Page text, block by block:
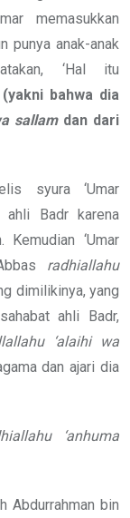
memasukkan
punya anak-anak
‘Hal itu
bahwa dia
sallamdan dari
syura ‘Umar
Badr karena
‘Umar
radhiallahu
dimilikinya, yang
ahli Badr,
‘alaihi wa
dan ajari dia
‘anhuma
Abdurrahman bin